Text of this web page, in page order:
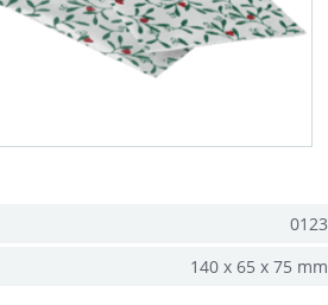
0123
140 x 65 x 75 mm